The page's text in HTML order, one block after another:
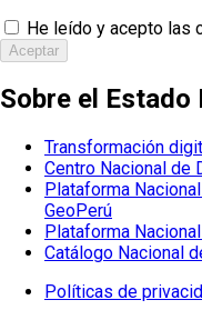
He leído y acepto las
Aceptar
Sobre el Estado
Transformación
Centro Nacional de
Plataforma
GeoPerú
Plataforma
Catálogo Nacional
Políticas de